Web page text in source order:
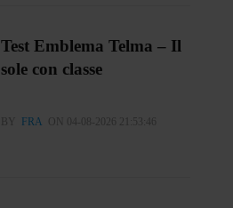
Test Emblema Telma – Il
sole con classe
BY FRA ON 04-08-2026 21:53:46